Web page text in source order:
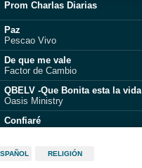
Prom Charlas Diarias
Paz
Pescao Vivo
De que me vale
Factor de Cambio
QBELV -Que Bonita esta la vida
Oasis Ministry
Confiaré
Taba Lloviendo
RELIGIÓN